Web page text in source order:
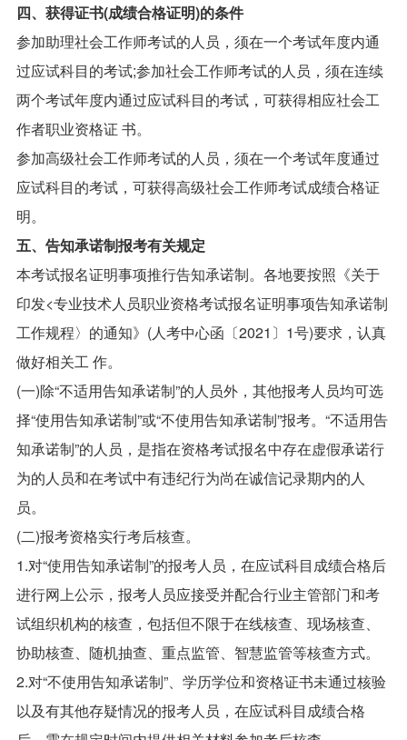
四、获得证书(成绩合格证明)的条件
参加助理社会工作师考试的人员，须在一个考试年度内通
过应试科目的考试;参加社会工作师考试的人员，须在连续
两个考试年度内通过应试科目的考试，可获得相应社会工
作者职业资格证 书。
参加高级社会工作师考试的人员，须在一个考试年度通过
应试科目的考试，可获得高级社会工作师考试成绩合格证
明。
五、告知承诺制报考有关规定
本考试报名证明事项推行告知承诺制。各地要按照《关于
印发<专业技术人员职业资格考试报名证明事项告知承诺制
工作规程〉的通知》(人考中心函〔2021〕1号)要求，认真
做好相关工 作。
(一)除“不适用告知承诺制”的人员外，其他报考人员均可选
择“使用告知承诺制”或“不使用告知承诺制”报考。“不适用告
知承诺制”的人员，是指在资格考试报名中存在虚假承诺行
为的人员和在考试中有违纪行为尚在诚信记录期内的人
员。
(二)报考资格实行考后核查。
1.对“使用告知承诺制”的报考人员，在应试科目成绩合格后
进行网上公示，报考人员应接受并配合行业主管部门和考
试组织机构的核查，包括但不限于在线核查、现场核查、
协助核查、随机抽查、重点监管、智慧监管等核查方式。
2.对“不使用告知承诺制”、学历学位和资格证书未通过核验
以及有其他存疑情况的报考人员，在应试科目成绩合格